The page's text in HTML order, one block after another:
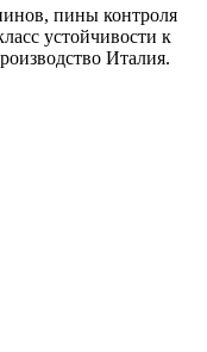
пины контроля
устойчивости к
Италия.